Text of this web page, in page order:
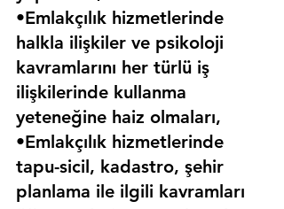
•Emlakçılık hizmetlerinde
halkla ilişkiler ve psikoloji
kavramlarını her türlü iş
ilişkilerinde kullanma
yeteneğine haiz olmaları,
•Emlakçılık hizmetlerinde
tapu-sicil, kadastro, şehir
planlama ile ilgili kavramları